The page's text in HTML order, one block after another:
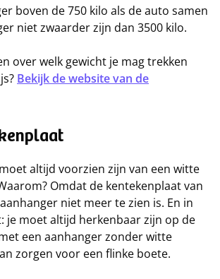
boven de 750 kilo als de auto samen
niet zwaarder zijn dan 3500 kilo.
over welk gewicht je mag trekken
Bekijk de website van de
altijd voorzien zijn van een witte
Omdat de kentekenplaat van
niet meer te zien is. En in
je moet altijd herkenbaar zijn op de
een aanhanger zonder witte
zorgen voor een flinke boete.